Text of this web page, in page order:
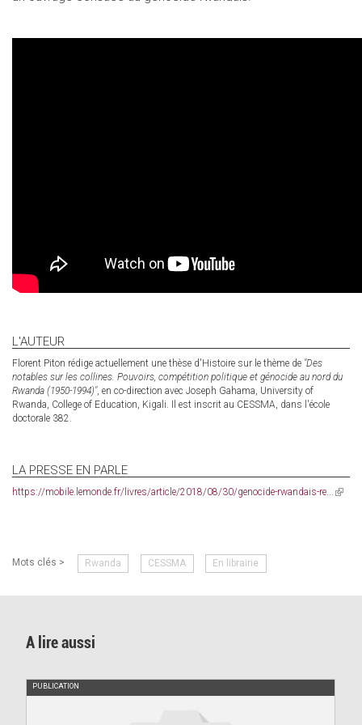
L'AUTEUR
Florent Piton rédige actuellement une thèse d'Histoire sur le thème de "Des
notables sur les collines. Pouvoirs, compétition politique et génocide au nord du
Rwanda (1950-1994)", en co-direction avec Joseph Gahama, University of
Rwanda, College of Education, Kigali. Il est inscrit au CESSMA, dans l'école
doctorale 382.
LA PRESSE EN PARLE
https://mobile.lemonde.fr/livres/article/2018/08/30/genocide-rwandais-re... (link
Mots clés > Rwanda CESSMA En librairie
A lire aussi
PUBLICATION